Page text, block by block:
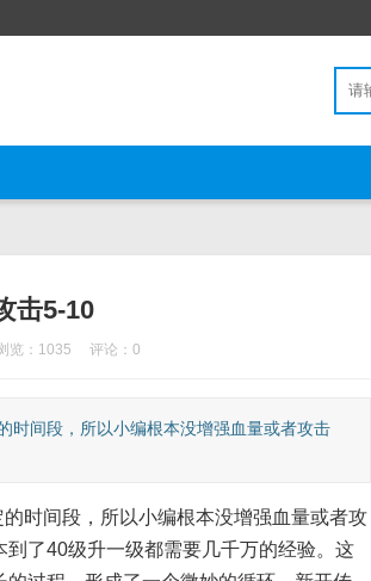
击5-10
览：1035 评论：0
间段，所以小编根本没增强血量或者攻击
时间段，所以小编根本没增强血量或者攻
了40级升一级都需要几千万的经验。这